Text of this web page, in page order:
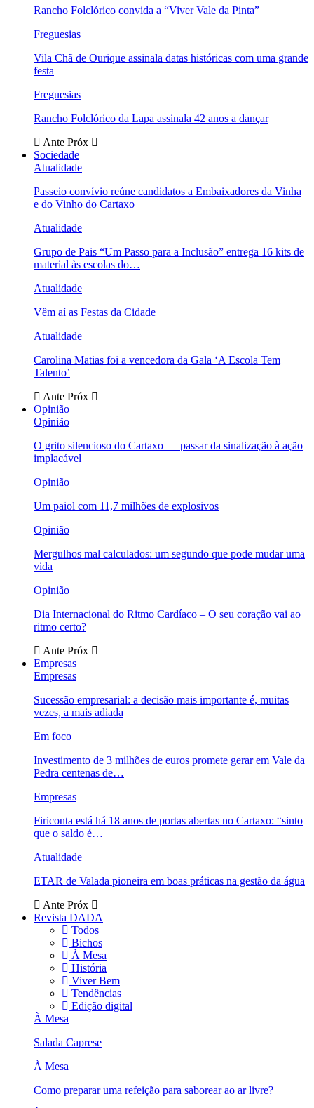
Rancho Folclórico convida a “Viver Vale da Pinta”
Freguesias
Vila Chã de Ourique assinala datas históricas com uma grande
festa
Freguesias
Rancho Folclórico da Lapa assinala 42 anos a dançar
Ante Próx
Sociedade
Atualidade
Passeio convívio reúne candidatos a Embaixadores da Vinha
e do Vinho do Cartaxo
Atualidade
Grupo de Pais “Um Passo para a Inclusão” entrega 16 kits de
material às escolas do…
Atualidade
Vêm aí as Festas da Cidade
Atualidade
Carolina Matias foi a vencedora da Gala ‘A Escola Tem
Talento’
Ante Próx
Opinião
Opinião
O grito silencioso do Cartaxo — passar da sinalização à ação
implacável
Opinião
Um paiol com 11,7 milhões de explosivos
Opinião
Mergulhos mal calculados: um segundo que pode mudar uma
vida
Opinião
Dia Internacional do Ritmo Cardíaco – O seu coração vai ao
ritmo certo?
Ante Próx
Empresas
Empresas
Sucessão empresarial: a decisão mais importante é, muitas
vezes, a mais adiada
Em foco
Investimento de 3 milhões de euros promete gerar em Vale da
Pedra centenas de…
Empresas
Firiconta está há 18 anos de portas abertas no Cartaxo: “sinto
que o saldo é…
Atualidade
ETAR de Valada pioneira em boas práticas na gestão da água
Ante Próx
Revista DADA
Todos
Bichos
À Mesa
História
Viver Bem
Tendências
Edição digital
À Mesa
Salada Caprese
À Mesa
Como preparar uma refeição para saborear ao ar livre?